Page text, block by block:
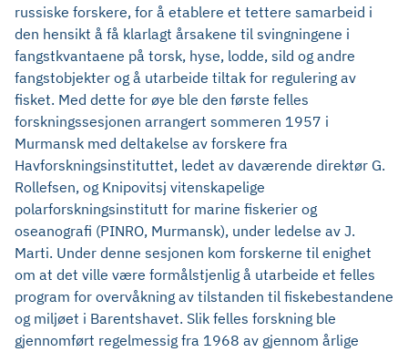
russiske forskere, for å etablere et tettere samarbeid i
den hensikt å få klarlagt årsakene til svingningene i
fangstkvantaene på torsk, hyse, lodde, sild og andre
fangstobjekter og å utarbeide tiltak for regulering av
fisket. Med dette for øye ble den første felles
forskningssesjonen arrangert sommeren 1957 i
Murmansk med deltakelse av forskere fra
Havforskningsinstituttet, ledet av daværende direktør G.
Rollefsen, og Knipovitsj vitenskapelige
polarforskningsinstitutt for marine fiskerier og
oseanografi (PINRO, Murmansk), under ledelse av J.
Marti. Under denne sesjonen kom forskerne til enighet
om at det ville være formålstjenlig å utarbeide et felles
program for overvåkning av tilstanden til fiskebestandene
og miljøet i Barentshavet. Slik felles forskning ble
gjennomført regelmessig fra 1968 av gjennom årlige